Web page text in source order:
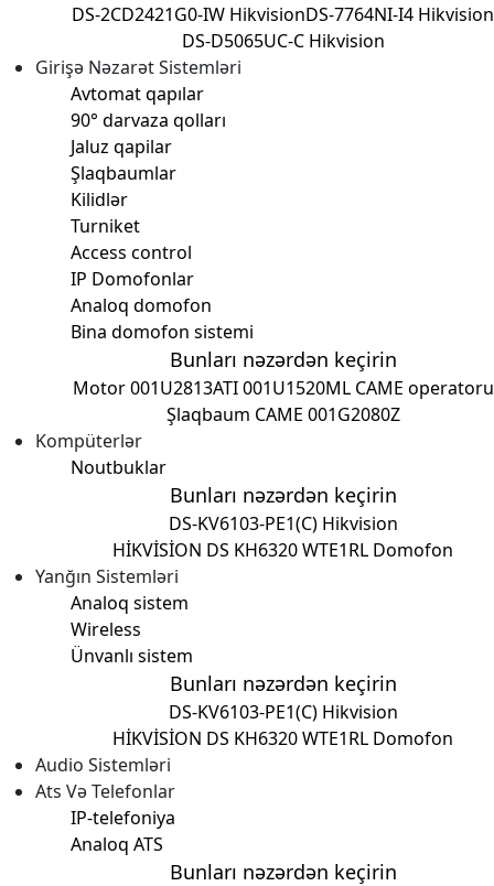
DS-2CD2421G0-IW HikvisionDS-7764NI-I4 Hikvision
DS-D5065UC-C Hikvision
Girişə Nəzarət Sistemləri
Avtomat qapılar
90° darvaza qolları
Jaluz qapilar
Şlaqbaumlar
Kilidlər
Turniket
Access control
IP Domofonlar
Analoq domofon
Bina domofon sistemi
Bunları nəzərdən keçirin
Motor 001U2813ATI 001U1520ML CAME operatoru
Şlaqbaum CAME 001G2080Z
Kompüterlər
Noutbuklar
Bunları nəzərdən keçirin
DS-KV6103-PE1(C) Hikvision
HİKVİSİON DS KH6320 WTE1RL Domofon
Yanğın Sistemləri
Analoq sistem
Wireless
Ünvanlı sistem
Bunları nəzərdən keçirin
DS-KV6103-PE1(C) Hikvision
HİKVİSİON DS KH6320 WTE1RL Domofon
Audio Sistemləri
Ats Və Telefonlar
IP-telefoniya
Analoq ATS
Bunları nəzərdən keçirin